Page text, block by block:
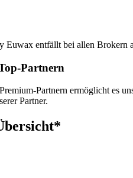
entfällt bei allen Brokern
Partnern
Partnern ermöglicht es
Partner.